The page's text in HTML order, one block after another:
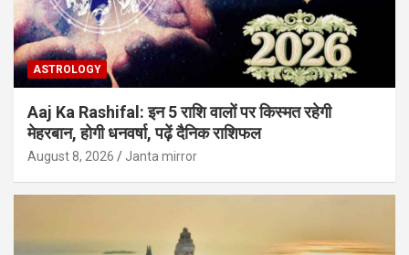
ASTROLOGY
Aaj Ka Rashifal: इन 5 राशि वालों पर किस्मत रहेगी
मेहरबान, होगी धनवर्षा, पढ़ें दैनिक राशिफल
August 8, 2026 Janta mirror